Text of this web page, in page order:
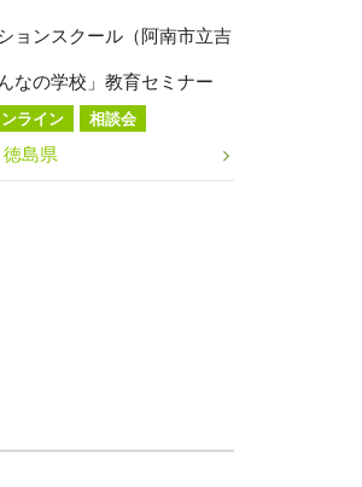
ョンスクール（阿南市立吉
なの学校」教育セミナー
ライン 相談会
徳島県